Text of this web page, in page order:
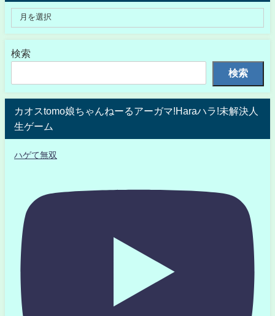
検索
検索
カオスtomo娘ちゃんねーるアーガマ!Haraハラ!未解決人
生ゲーム
ハゲて無双